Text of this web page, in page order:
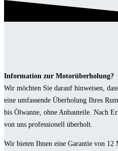
Information zur Motorüberholung?
Wir möchten Sie darauf hinweisen,
eine umfassende Überholung Ihres
bis Ölwanne, ohne Anbauteile. Nach
von uns professionell überholt.
Wir bieten Ihnen eine Garantie von 12